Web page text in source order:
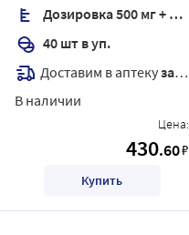
Дозировка 500 мг + 5 мг + 0,1 мг
40 шт в уп.
Доставим в аптекузавтра
В наличии
Цена:
430.60₽
Купить